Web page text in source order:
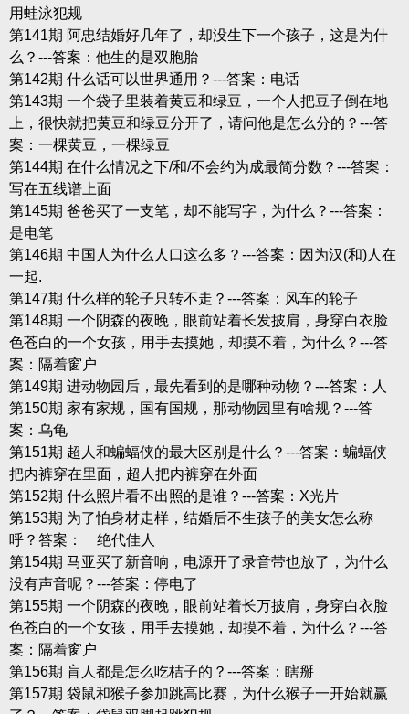
用蛙泳犯规
第141期 阿忠结婚好几年了，却没生下一个孩子，这是为什
么？---答案：他生的是双胞胎
第142期 什么话可以世界通用？---答案：电话
第143期 一个袋子里装着黄豆和绿豆，一个人把豆子倒在地
上，很快就把黄豆和绿豆分开了，请问他是怎么分的？---答
案：一棵黄豆，一棵绿豆
第144期 在什么情况之下/和/不会约为成最简分数？---答案：
写在五线谱上面
第145期 爸爸买了一支笔，却不能写字，为什么？---答案：
是电笔
第146期 中国人为什么人口这么多？---答案：因为汉(和)人在
一起.
第147期 什么样的轮子只转不走？---答案：风车的轮子
第148期 一个阴森的夜晚，眼前站着长发披肩，身穿白衣脸
色苍白的一个女孩，用手去摸她，却摸不着，为什么？---答
案：隔着窗户
第149期 进动物园后，最先看到的是哪种动物？---答案：人
第150期 家有家规，国有国规，那动物园里有啥规？---答
案：乌龟
第151期 超人和蝙蝠侠的最大区别是什么？---答案：蝙蝠侠
把内裤穿在里面，超人把内裤穿在外面
第152期 什么照片看不出照的是谁？---答案：X光片
第153期 为了怕身材走样，结婚后不生孩子的美女怎么称
呼？答案： 绝代佳人
第154期 马亚买了新音响，电源开了录音带也放了，为什么
没有声音呢？---答案：停电了
第155期 一个阴森的夜晚，眼前站着长万披肩，身穿白衣脸
色苍白的一个女孩，用手去摸她，却摸不着，为什么？---答
案：隔着窗户
第156期 盲人都是怎么吃桔子的？---答案：瞎掰
第157期 袋鼠和猴子参加跳高比赛，为什么猴子一开始就赢